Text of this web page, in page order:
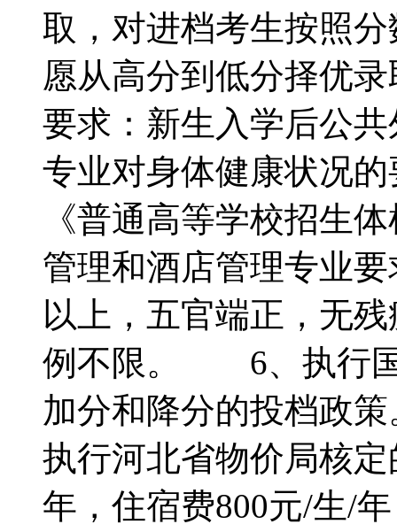
取，对进档考生按照
愿从高分到低分择优
要求：新生入学后公
专业对身体健康状况
《普通高等学校招生
管理和酒店管理专业
以上，五官端正，无
例不限。 6、执行国
加分和降分的投档
执行河北省物价局核
年，住宿费800元/生/